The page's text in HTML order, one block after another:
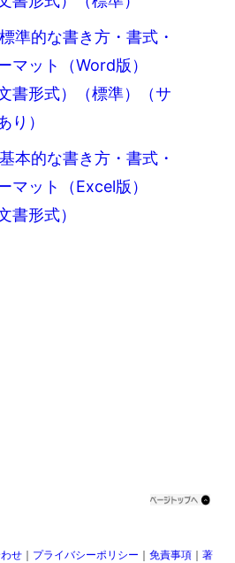
準的な書き方・書式・
マット（Word版）
書形式）（標準）（サ
り）
本的な書き方・書式・
マット（Excel版）
書形式）
せ ｜ プライバシーポリシー ｜ 免責事項 ｜ 著